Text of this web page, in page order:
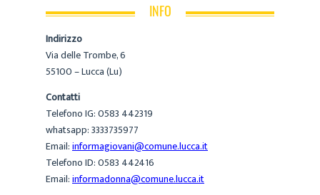
INFO
Indirizzo
Via delle Trombe, 6
55100 – Lucca (Lu)
Contatti
Telefono IG: 0583 442319
whatsapp: 3333735977
Email:informagiovani@comune.lucca.it
Telefono ID: 0583 442416
Email:informadonna@comune.lucca.it